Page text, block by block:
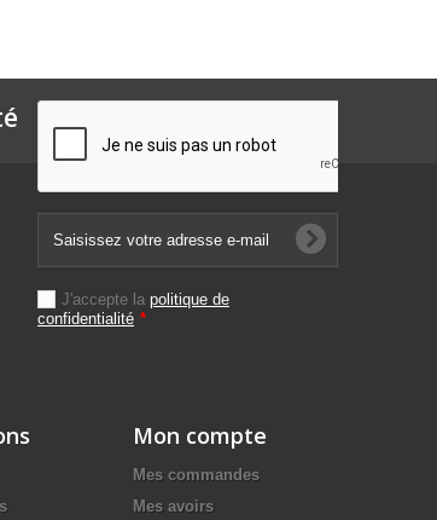
J'accepte la politique de
confidentialité *
Mon compte
Mes commandes
Mes avoirs